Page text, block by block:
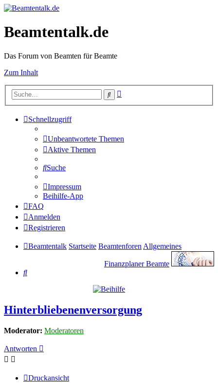
Beamtentalk.de
Das Forum von Beamten für Beamte
Zum Inhalt
Suche
Schnellzugriff
Unbeantwortete Themen
Aktive Themen
Suche
Impressum
Beihilfe-App
FAQ
Anmelden
Registrieren
Beamtentalk Startseite BeamtenforenAllgemeines
Finanzplaner Beamte
Suche
Hinterbliebenenversorgung
Moderator: Moderatoren
Antworten
Druckansicht